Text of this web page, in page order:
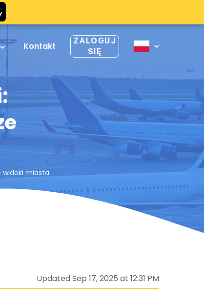
Kontakt
ZALOGUJ
SIĘ
widoki miasta
Updated Sep 17, 2025 at 12:31 PM